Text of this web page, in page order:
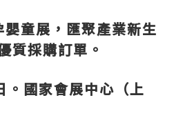
童展，匯聚產業新生
質採購訂單。
國家會展中心（上